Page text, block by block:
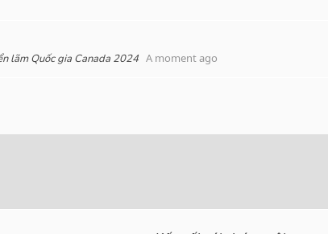
lãm Quốc gia Canada 2024 A moment ago